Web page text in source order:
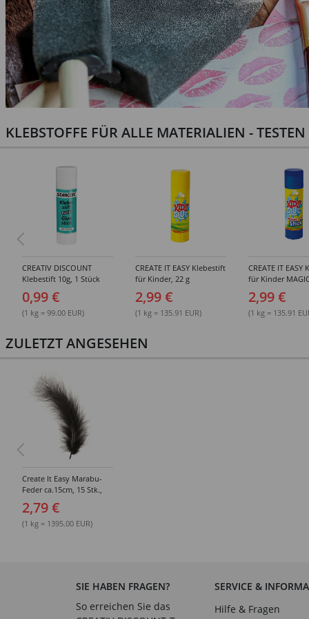
KLEBSTOFFE FÜR ALLE MATERIALIEN -
CREATIV DISCOUNT
Klebestift 10g, 1 Stück
0,99 €
(1 kg = 99.00 EUR)
CREATE IT EASY Klebestift
für Kinder, 22 g
2,99 €
(1 kg = 135.91 EUR)
CREATE IT
für Kinder
2,99 €
(1 kg = 135.91
ZULETZT ANGESEHEN
Create It Easy Marabu-
Feder ca.15cm, 15 Stk.,
2g, schwarz
2,79 €
(1 kg = 1395.00 EUR)
SIE HABEN FRAGEN?
So erreichen Sie das
SERVICE &
Hilfe & Fragen